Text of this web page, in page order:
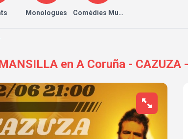
Monologues Comédies Musicales
en A Coruña - CAZUZA